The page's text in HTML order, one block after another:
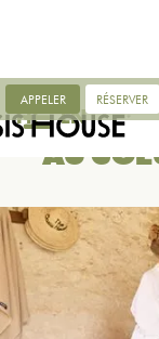
FR EN
APPELER RÉSERVER
AU